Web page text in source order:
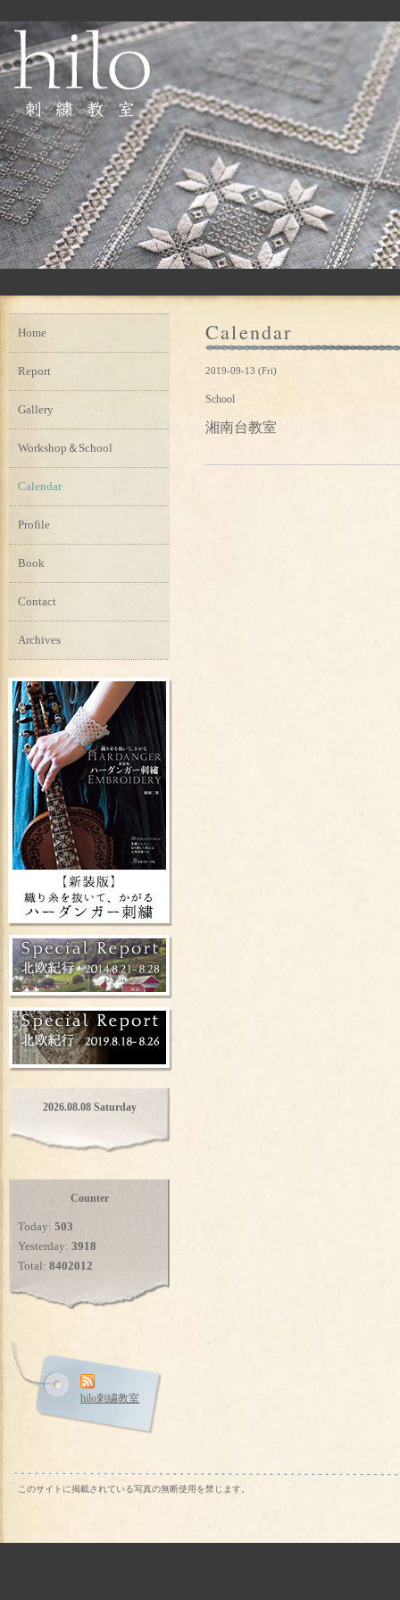
Calendar
2019-09-13 (Fri)
School
湘南台教室
Home
Report
Gallery
Workshop＆School
Calendar
Profile
Book
Contact
Archives
2026.08.08 Saturday
Counter
Today: 503
Yesterday: 3918
Total: 8402012
hilo刺繍教室
このサイトに掲載されている写真の無断使用を禁じます。